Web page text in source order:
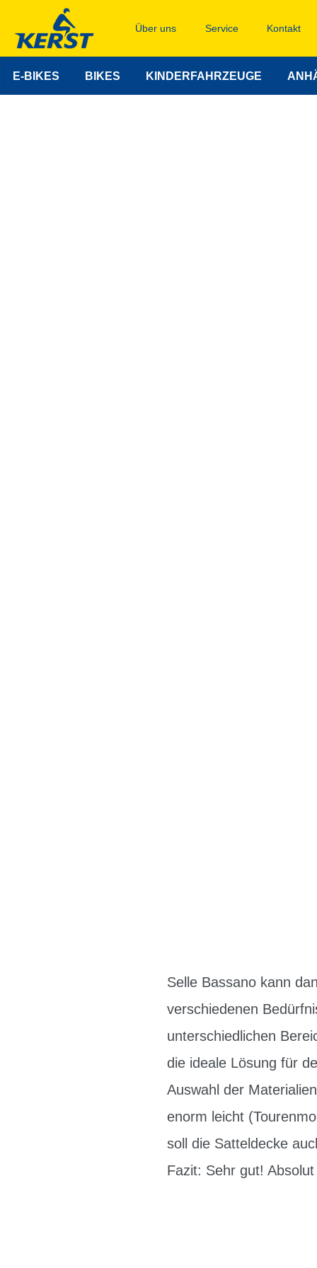
Über uns Service Kontakt
E-BIKES BIKES KINDERFAHRZEUGE
Selle Bassano kann
verschiedenen
unterschiedlichen
die ideale Lösung für
Auswahl der
enorm leicht
soll die Satteldecke
Fazit: Sehr gut!